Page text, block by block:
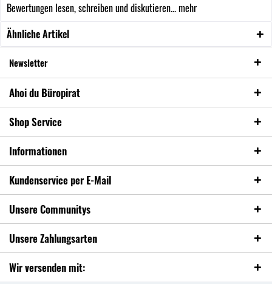
Bewertungen lesen, schreiben und diskutieren...mehr
Ähnliche Artikel
Newsletter
Ahoi du Büropirat
Shop Service
Informationen
Kundenservice per E-Mail
Unsere Communitys
Unsere Zahlungsarten
Wir versenden mit: